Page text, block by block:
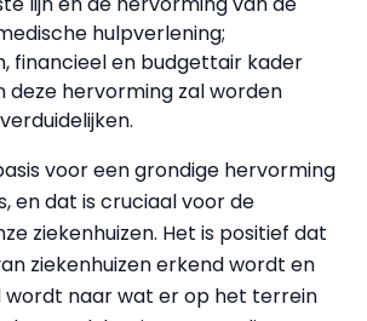
hulpverlening;
financieel en budgettair kader
deze hervorming zal worden
voor een grondige hervorming
en dat is cruciaal voor de
ziekenhuizen. Het is positief dat
ziekenhuizen erkend wordt en
wordt naar wat er op het terrein